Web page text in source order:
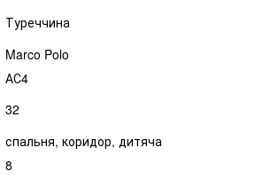
Туреччина
Marco Polo
АС4
32
спальня, коридор, дитяча
8